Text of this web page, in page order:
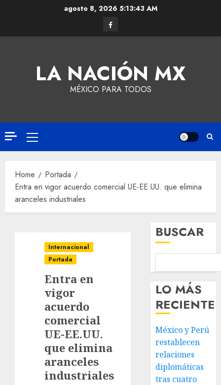
agosto 8, 2026 5:13:44 AM
LA NACIÓN MX
MÉXICO PARA TODOS
Home
Portada
Entra en vigor acuerdo comercial UE-EE.UU. que elimina
aranceles industriales
Internacional
Portada
Entra en
vigor
acuerdo
comercial
UE-EE.UU.
que elimina
aranceles
industriales
BUSCAR
LO MÁS
RECIENTE
México y Perú
restablecen
relaciones
diplomáticas
tras cuatro